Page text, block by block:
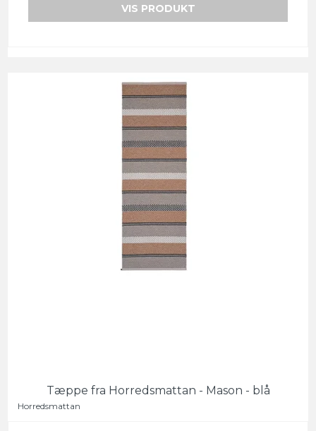
VIS PRODUKT
Tæppe fra Horredsmattan - Mason - blå
Horredsmattan